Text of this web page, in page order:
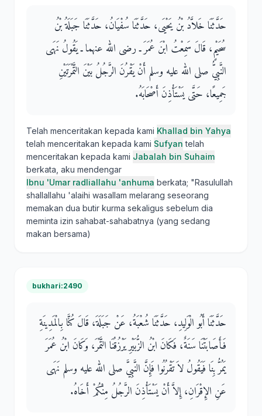
حَدَّثَنَا خَلاَّدُ بْنُ يَحْيَى، حَدَّثَنَا سُفْيَانُ، حَدَّثَنَا جَبَلَةُ بْنُ
سُحَيْمٍ، قَالَ سَمِعْتُ ابْنَ عُمَرَ ـ رضى الله عنهما ـ يَقُولُ نَهَى
النَّبِيُّ صلى الله عليه وسلم أَنْ يَقْرُنَ الرَّجُلُ بَيْنَ التَّمْرَتَيْنِ
جَمِيعًا، حَتَّى يَسْتَأْذِنَ أَصْحَابَهُ‏.‏
Telah menceritakan kepada kami Khallad bin Yahya
telah menceritakan kepada kami Sufyan telah
menceritakan kepada kami Jabalah bin Suhaim
berkata, aku mendengar
Ibnu 'Umar radliallahu 'anhuma berkata; "Rasulullah
shallallahu 'alaihi wasallam melarang seseorang
memakan dua butir kurma sekaligus sebelum dia
meminta izin sahabat-sahabatnya (yang sedang
makan bersama)
bukhari:2490
حَدَّثَنَا أَبُو الْوَلِيدِ، حَدَّثَنَا شُعْبَةُ، عَنْ جَبَلَةَ، قَالَ كُنَّا بِالْمَدِينَةِ
فَأَصَابَتْنَا سَنَةٌ، فَكَانَ ابْنُ الزُّبَيْرِ يَرْزُقُنَا التَّمْرَ، وَكَانَ ابْنُ عُمَرَ
يَمُرُّ بِنَا فَيَقُولُ لاَ تَقْرُنُوا فَإِنَّ النَّبِيَّ صلى الله عليه وسلم نَهَى
عَنِ الإِقْرَانِ، إِلاَّ أَنْ يَسْتَأْذِنَ الرَّجُلُ مِنْكُمْ أَخَاهُ‏.‏